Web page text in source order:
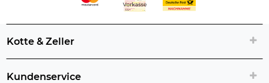
Kotte & Zeller
Kundenservice